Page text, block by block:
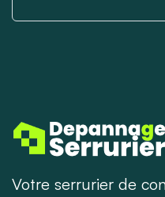
Votre serrurier de